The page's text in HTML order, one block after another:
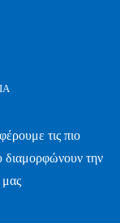
τις πιο
διαμορφώνουν την
μας